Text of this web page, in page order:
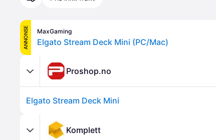
ANNONSE MaxGaming
Elgato Stream Deck Mini (PC/Mac)
Proshop.no
Elgato Stream Deck Mini
Komplett